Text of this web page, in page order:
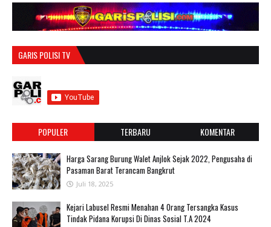
GARIS POLISI TV
POPULER TERBARU KOMENTAR
Harga Sarang Burung Walet Anjlok Sejak 2022, Pengusaha di
Pasaman Barat Terancam Bangkrut
Juli 18, 2025
‎Kejari Labusel Resmi Menahan 4 Orang Tersangka Kasus
Tindak Pidana Korupsi Di Dinas Sosial T.A 2024